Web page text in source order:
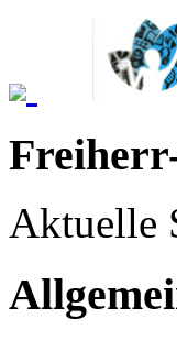
Aktuelle